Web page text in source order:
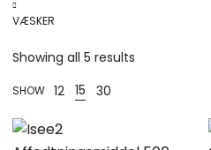
VÆSKER
Showing all 5 results
SHOW 12 15 30